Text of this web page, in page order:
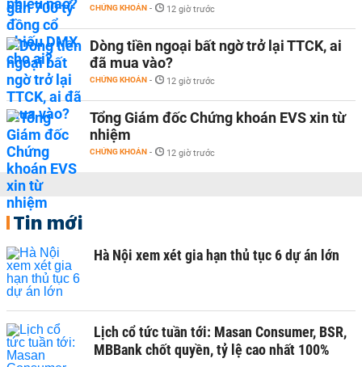
CHỨNG KHOÁN - 12 giờ trước
Dòng tiền ngoại bất ngờ trở lại TTCK, ai
đã mua vào?
CHỨNG KHOÁN - 12 giờ trước
Tổng Giám đốc Chứng khoán EVS xin từ
nhiệm
CHỨNG KHOÁN - 12 giờ trước
Tin mới
Hà Nội xem xét gia hạn thủ tục 6 dự án lớn
Lịch cổ tức tuần tới: Masan Consumer, BSR,
MBBank chốt quyền, tỷ lệ cao nhất 100%